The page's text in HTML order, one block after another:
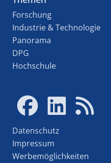
Forschung
Industrie & Technologie
Panorama
DPG
Hochschule
Datenschutz
Impressum
Werbemöglichkeiten